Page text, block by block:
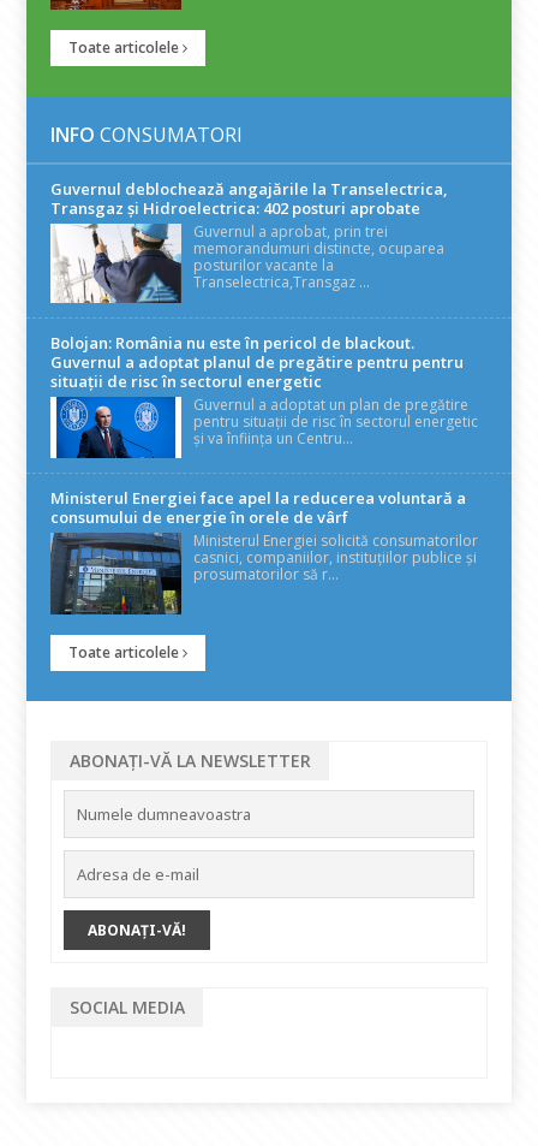
Toate articolele
INFO CONSUMATORI
Guvernul deblochează angajările la Transelectrica,
Transgaz și Hidroelectrica: 402 posturi aprobate
Guvernul a aprobat, prin trei
memorandumuri distincte, ocuparea
posturilor vacante la
Transelectrica,Transgaz ...
Bolojan: România nu este în pericol de blackout.
Guvernul a adoptat planul de pregătire pentru pentru
situații de risc în sectorul energetic
Guvernul a adoptat un plan de pregătire
pentru situații de risc în sectorul energetic
și va înființa un Centru...
Ministerul Energiei face apel la reducerea voluntară a
consumului de energie în orele de vârf
Ministerul Energiei solicită consumatorilor
casnici, companiilor, instituțiilor publice și
prosumatorilor să r...
Toate articolele
ABONAȚI-VĂ LA NEWSLETTER
SOCIAL MEDIA